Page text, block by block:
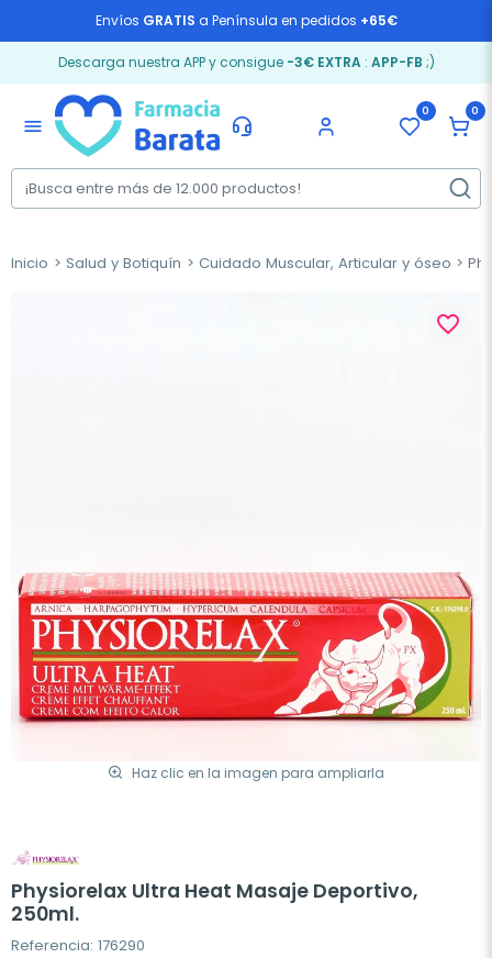
Envíos GRATIS a Península en pedidos +65€
Descarga nuestra APP y consigue -3€ EXTRA: APP-FB ;)
menu
0 0
Inicio Salud y Botiquín Cuidado Muscular, Articular y óseo
Haz clic en la imagen para ampliarla
favorite_border
Physiorelax Ultra Heat Masaje Deportivo,
250ml.
Referencia: 176290